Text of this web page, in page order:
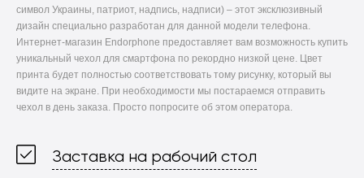
символ Украины, патриот, надпись, надписи) – этот эксклюзивный
дизайн специально разработан для данной модели телефона.
Интернет-магазин Endorphone предоставляет вам возможность купить
уникальный чехол для смартфона по рекордно низкой цене. Цвет
принта будет полностью соответствовать тому рисунку, который вы
видите на экране. При необходимости мы постараемся отправить
чехол в день заказа. Просто попросите об этом оператора.
Заставка на рабочий стол